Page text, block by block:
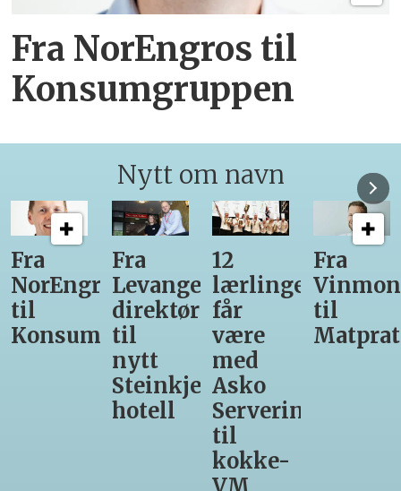
Fra NorEngros til
Konsumgruppen
Nytt om navn
12
lærlinger
får
være
Servering
Fra
Vinmonopolet
til
Matprat
Gir seg
som
daglig
leder
hos
Den
Glade
Gris
Ny
daglig
leder
for